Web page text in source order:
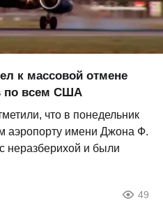
к массовой отмене
по всем США
что в понедельник
аэропорту имени Джона Ф.
неразберихой и были
49